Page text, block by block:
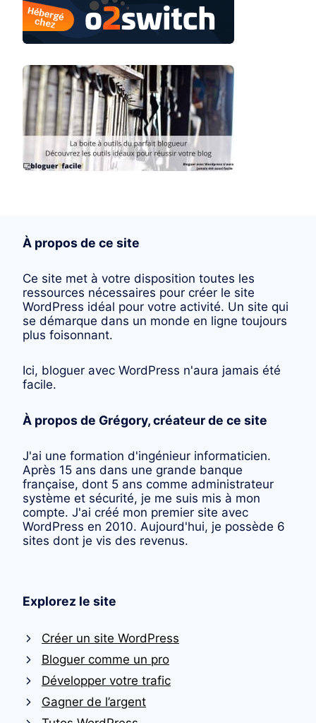
À propos de ce site
Ce site met à votre disposition toutes les
ressources nécessaires pour créer le site
WordPress idéal pour votre activité. Un site qui
se démarque dans un monde en ligne toujours
plus foisonnant.
Ici, bloguer avec WordPress n'aura jamais été
facile.
À propos de Grégory, créateur de ce site
J'ai une formation d'ingénieur informaticien.
Après 15 ans dans une grande banque
française, dont 5 ans comme administrateur
système et sécurité, je me suis mis à mon
compte. J'ai créé mon premier site avec
WordPress en 2010. Aujourd'hui, je possède 6
sites dont je vis des revenus.
Explorez le site
Créer un site WordPress
Bloguer comme un pro
Développer votre trafic
Gagner de l’argent